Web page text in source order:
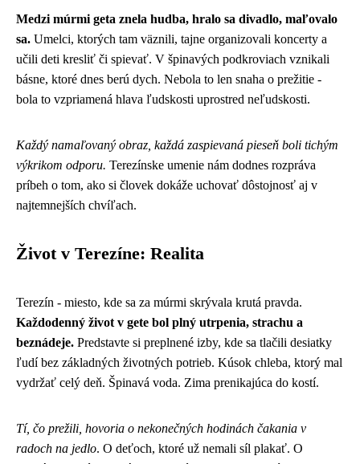
Medzi múrmi geta znela hudba, hralo sa divadlo, maľovalo
sa. Umelci, ktorých tam väznili, tajne organizovali koncerty a
učili deti kresliť či spievať. V špinavých podkroviach vznikali
básne, ktoré dnes berú dych. Nebola to len snaha o prežitie -
bola to vzpriamená hlava ľudskosti uprostred neľudskosti.
Každý namaľovaný obraz, každá zaspievaná pieseň boli tichým
výkrikom odporu. Terezínske umenie nám dodnes rozpráva
príbeh o tom, ako si človek dokáže uchovať dôstojnosť aj v
najtemnejších chvíľach.
Život v Terezíne: Realita
Terezín - miesto, kde sa za múrmi skrývala krutá pravda.
Každodenný život v gete bol plný utrpenia, strachu a
beznádeje. Predstavte si preplnené izby, kde sa tlačili desiatky
ľudí bez základných životných potrieb. Kúsok chleba, ktorý mal
vydržať celý deň. Špinavá voda. Zima prenikajúca do kostí.
Tí, čo prežili, hovoria o nekonečných hodinách čakania v
radoch na jedlo. O deťoch, ktoré už nemali síl plakať. O